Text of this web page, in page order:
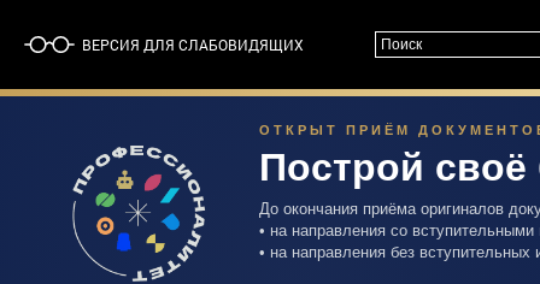
ВЕРСИЯ ДЛЯ СЛАБОВИДЯЩИХ
ОТКРЫТ ПРИЁМ
Построй
До окончания приёма оригиналов
• на направления со
• на направления без